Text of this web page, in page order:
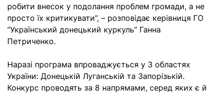
робити внесок у подолання проблем громади, а не
просто їх критикувати”, – розповідає керівниця ГО
“Український донецький куркуль” Ганна
Петриченко.
Наразі програма впроваджується у 3 областях
України: Донецькій Луганській та Запорізькій.
Конкурс проводять за 8 напрямами, серед яких є й